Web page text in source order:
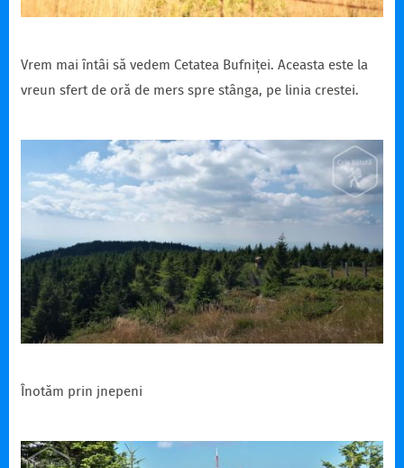
Vrem mai întâi să vedem Cetatea Bufniței. Aceasta este la
vreun sfert de oră de mers spre stânga, pe linia crestei.
Înotăm prin jnepeni